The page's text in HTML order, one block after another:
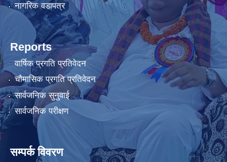
नागरिक वडापत्र
Reports
वार्षिक प्रगति प्रतिवेदन
चौमासिक प्रगति प्रतिवेदन
सार्वजनिक सुनुवाई
सार्वजनिक परीक्षण
सम्पर्क विवरण